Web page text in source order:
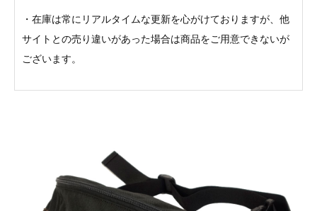
・在庫は常にリアルタイムな更新を心がけておりますが、他
サイトとの売り違いがあった場合は商品をご用意できないが
ございます。